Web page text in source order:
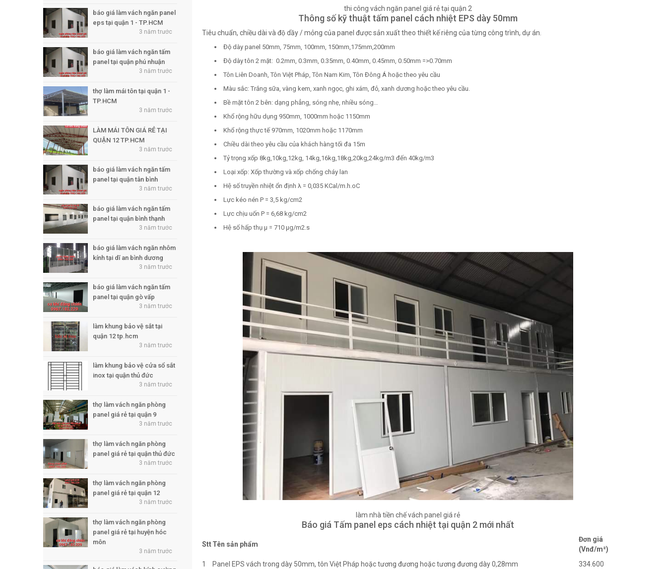
báo giá làm vách ngăn panel
eps tại quận 1 - TP.HCM
3 năm trước
báo giá làm vách ngăn tấm
panel tại quận phú nhuận
3 năm trước
thợ làm mái tôn tại quận 1 -
TP.HCM
3 năm trước
LÀM MÁI TÔN GIÁ RẺ TẠI
QUẬN 12 TP.HCM
3 năm trước
báo giá làm vách ngăn tấm
panel tại quận tân bình
3 năm trước
báo giá làm vách ngăn tấm
panel tại quận bình thạnh
3 năm trước
báo giá làm vách ngăn nhôm
kính tại dĩ an bình dương
3 năm trước
báo giá làm vách ngăn tấm
panel tại quận gò vấp
3 năm trước
làm khung bảo vệ sắt tại
quận 12 tp.hcm
3 năm trước
làm khung bảo vệ cửa sổ sắt
inox tại quận thủ đức
3 năm trước
thợ làm vách ngăn phòng
panel giá rẻ tại quận 9
3 năm trước
thợ làm vách ngăn phòng
panel giá rẻ tại quận thủ đức
3 năm trước
thợ làm vách ngăn phòng
panel giá rẻ tại quận 12
3 năm trước
thợ làm vách ngăn phòng
panel giá rẻ tại huyện hóc
môn
3 năm trước
thi công vách ngăn panel giá rẻ tại quận 2
Thông số kỹ thuật tấm panel cách nhiệt EPS dày 50mm
Tiêu chuẩn, chiều dài và độ dầy / mỏng của panel được sản xuất theo thiết kế riêng của từng công trình, dự án.
Độ dày panel 50mm, 75mm, 100mm, 150mm,175mm,200mm
Độ dày tôn 2 mặt: 0.2mm, 0.3mm, 0.35mm, 0.40mm, 0.45mm, 0.50mm =>0.70mm
Tôn Liên Doanh, Tôn Việt Pháp, Tôn Nam Kim, Tôn Đông Á hoặc theo yêu cầu
Màu sắc: Trắng sữa, vàng kem, xanh ngọc, ghi xám, đỏ, xanh dương hoặc theo yêu cầu.
Bề mặt tôn 2 bên: dạng phẳng, sóng nhẹ, nhiều sóng…
Khổ rộng hữu dụng 950mm, 1000mm hoặc 1150mm
Khổ rộng thực tế 970mm, 1020mm hoặc 1170mm
Chiều dài theo yêu cầu của khách hàng tối đa 15m
Tỷ trọng xốp 8kg,10kg,12kg, 14kg,16kg,18kg,20kg,24kg/m3 đến 40kg/m3
Loại xốp: Xốp thường và xốp chống cháy lan
Hệ số truyền nhiệt ổn định λ = 0,035 KCal/m.h.oC
Lực kéo nén P = 3,5 kg/cm2
Lực chịu uốn P = 6,68 kg/cm2
Hệ số hấp thụ μ = 710 μg/m2.s
làm nhà tiền chế vách panel giá rẻ
Báo giá Tấm panel eps cách nhiệt tại quận 2 mới nhất
SttTên sản phẩm
Đơn giá
(Vnđ/m²)
1
Panel EPS vách trong dày 50mm, tôn Việt Pháp hoặc tương đương hoặc tương đương dày 0,28mm 334.600